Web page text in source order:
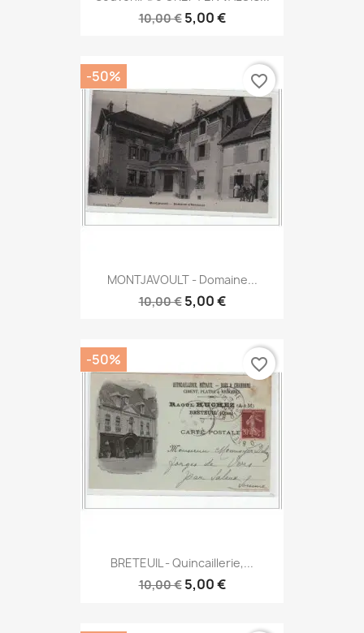
10,00 € 5,00 €
MONTJAVOULT - Domaine...
10,00 € 5,00 €
-50% favorite_border
BRETEUIL - Quincaillerie,...
10,00 € 5,00 €
-50% favorite_border